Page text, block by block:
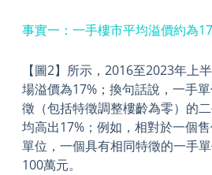
事實一：一手樓市平均溢價約為
【圖2】所示，2016至2023年上
場溢價為17%；換句話說，一手
徵（包括特徵調整樓齡為零）的
均高出17%；例如，相對於一個
單位，一個具有相同特徵的一手
100萬元。